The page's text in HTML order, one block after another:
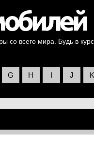
со всего мира. Будь в
G H I J K